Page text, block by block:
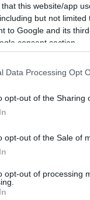
that this website/app
but not
to Google and its
consent section.
Data Processing Opt
opt-out of the Sharing
opt-out of the Sale of
opt-out of processing